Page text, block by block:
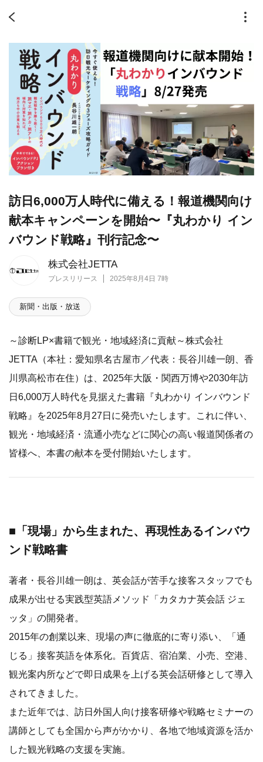
株式会社JETTA
プレスリリース 2025年8月4日 7時
訪日6,000万人時代に備える！報道機関向け
献本キャンペーンを開始〜『丸わかり イン
バウンド戦略』刊行記念〜
新聞・出版・放送
～診断LP×書籍で観光・地域経済に貢献～株式会社
JETTA（本社：愛知県名古屋市／代表：長谷川雄一朗、香
川県高松市在住）は、2025年大阪・関西万博や2030年訪
日6,000万人時代を見据えた書籍『丸わかり インバウンド
戦略』を2025年8月27日に発売いたします。これに伴い、
観光・地域経済・流通小売などに関心の高い報道関係者の
皆様へ、本書の献本を受付開始いたします。
■「現場」から生まれた、再現性あるインバウ
ンド戦略書
著者・長谷川雄一朗は、英会話が苦手な接客スタッフでも
成果が出せる実践型英語メソッド「カタカナ英会話 ジェ
ッタ」の開発者。
2015年の創業以来、現場の声に徹底的に寄り添い、「通
じる」接客英語を体系化。百貨店、宿泊業、小売、空港、
観光案内所などで即日成果を上げる英会話研修として導入
されてきました。
また近年では、訪日外国人向け接客研修や戦略セミナーの
講師としても全国から声がかかり、各地で地域資源を活か
した観光戦略の支援を実施。